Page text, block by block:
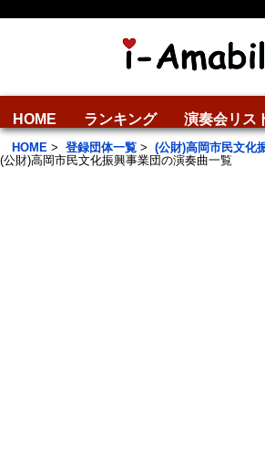
HOME ランキング 演奏会リス
HOME > 登録団体一覧 > (公財)高岡市民文化
(公財)高岡市民文化振興事業団の演奏曲一覧